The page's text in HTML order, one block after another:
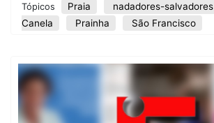
Tópicos Praia nadadores-salvadores
Canela
Prainha São Francisco